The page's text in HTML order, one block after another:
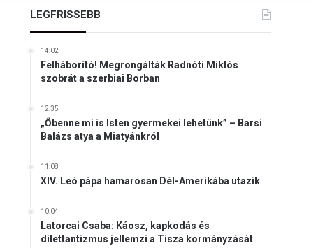
LEGFRISSEBB
14:02
Felháborító! Megrongálták Radnóti Miklós
szobrát a szerbiai Borban
12:35
„Őbenne mi is Isten gyermekei lehetünk” – Barsi
Balázs atya a Miatyánkról
11:08
XIV. Leó pápa hamarosan Dél-Amerikába utazik
10:04
Latorcai Csaba: Káosz, kapkodás és
dilettantizmus jellemzi a Tisza kormányzását